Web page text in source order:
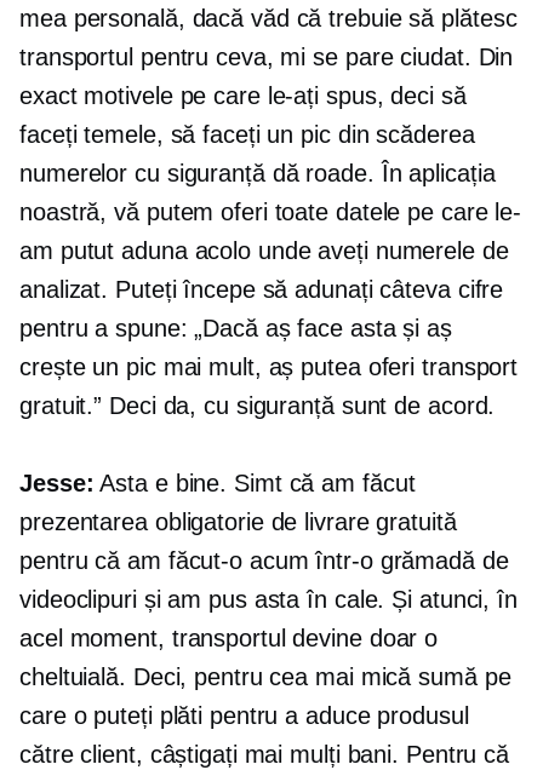
mea personală, dacă văd că trebuie să plătesc
transportul pentru ceva, mi se pare ciudat. Din
exact motivele pe care le-ați spus, deci să
faceți temele, să faceți un pic din scăderea
numerelor cu siguranță dă roade. În aplicația
noastră, vă putem oferi toate datele pe care le-
am putut aduna acolo unde aveți numerele de
analizat. Puteți începe să adunați câteva cifre
pentru a spune: „Dacă aș face asta și aș
crește un pic mai mult, aș putea oferi transport
gratuit.” Deci da, cu siguranță sunt de acord.
Jesse: Asta e bine. Simt că am făcut
prezentarea obligatorie de livrare gratuită
pentru că am făcut-o acum într-o grămadă de
videoclipuri și am pus asta în cale. Și atunci, în
acel moment, transportul devine doar o
cheltuială. Deci, pentru cea mai mică sumă pe
care o puteți plăti pentru a aduce produsul
către client, câștigați mai mulți bani. Pentru că